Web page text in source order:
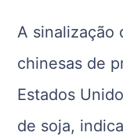
A sinalização
chinesas de
Estados
de soja,